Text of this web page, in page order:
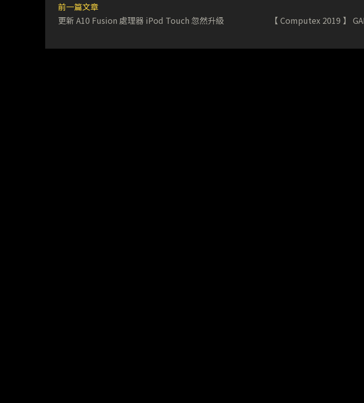
前一篇文章
更新 A10 Fusion 處理器 iPod Touch 忽然升級
【 Computex 2019 】